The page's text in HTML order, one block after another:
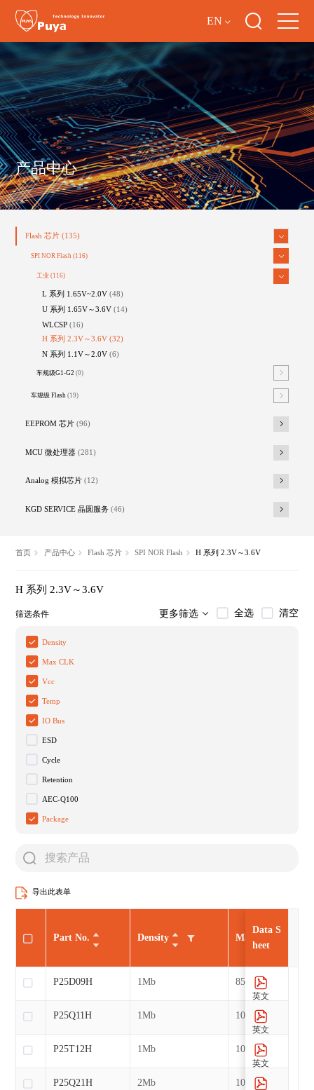
EN
产品中心
Flash 芯片 (135)
SPI NOR Flash(116)
工业(116)
L 系列 1.65V~2.0V(48)
U 系列 1.65V～3.6V(14)
WLCSP(16)
H 系列 2.3V～3.6V(32)
N 系列 1.1V～2.0V(6)
车规级G1-G2(0)
车规级 Flash(19)
EEPROM 芯片 (96)
MCU 微处理器 (281)
Analog 模拟芯片 (12)
KGD SERVICE 晶圆服务 (46)
首页 产品中心 Flash 芯片 SPI NOR Flash H 系列 2.3V～3.6V
H 系列 2.3V～3.6V
筛选条件 更多筛选 全选 清空
Density
Max CLK
Vcc
Temp
IO Bus
ESD
Cycle
Retention
AEC-Q100
Package
导出此表单
Density Max CLK
1Mb 85MHz
1Mb 104MHz
1Mb 104MHz
2Mb 104MHz
Part No.
P25D09H
P25Q11H
P25T12H
P25Q21H
Data S
heet
英文
英文
英文